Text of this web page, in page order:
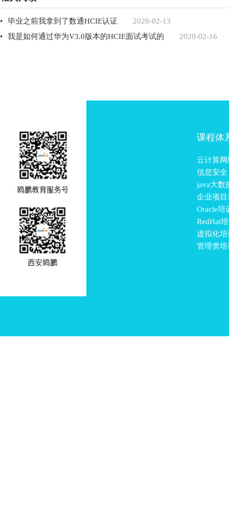
• 毕业之前我拿到了数通HCIE认证
2020-02-13
•
我是如何通过华为V3.0版本的HCIE面试考试的 2020-02-16
课程体
云计算
信息安全
java大数
企业项目
Oracle培
RedHat
虚拟化培
管理类培